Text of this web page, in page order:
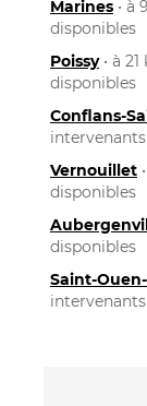
Marines • à
disponibles
Poissy• à
disponibles
Conflans-
Vernouillet
disponibles
disponibles
Saint-